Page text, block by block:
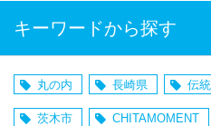
キーワードから探す
丸の内 長崎県 伝統
茨木市 CHITAMOMENT